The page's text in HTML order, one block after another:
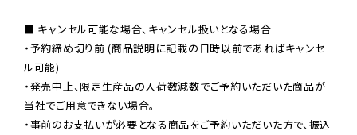
■ キャンセル可能な場合、キャンセル扱いとなる場合
・予約締め切り前 (商品説明に記載の日時以前であればキャンセ
ル可能)
・発売中止、限定生産品の入荷数減数でご予約いただいた商品が
当社でご用意できない場合。
・事前のお支払いが必要となる商品をご予約いただいた方で、振込